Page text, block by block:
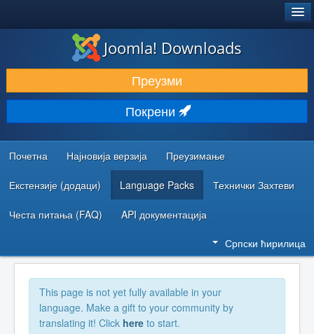
ПРЕУЗИМАЊЕ И ПРОШИРЕЊА (ЕКСТЕНЗИЈЕ)
ОТКРИЈТЕ И НАУЧИТЕ
ЗАЈЕДНИЦА И ПОДРШКА
РЕСУРСИ ЗА РАЗВОЈ
Joomla! Downloads
Преузми
Покрени
Почетна Најновија верзија Преузимање
Екстензије (додаци) Language Packs Технички Захтеви
Честа питања (FAQ) API документација
Српски ћирилица
This page is not yet fully available in your
language. Make a gift to your community by
translating it! Click here to start.